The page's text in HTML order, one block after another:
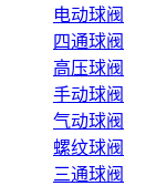
电动球阀
四通球阀
高压球阀
手动球阀
气动球阀
螺纹球阀
三通球阀